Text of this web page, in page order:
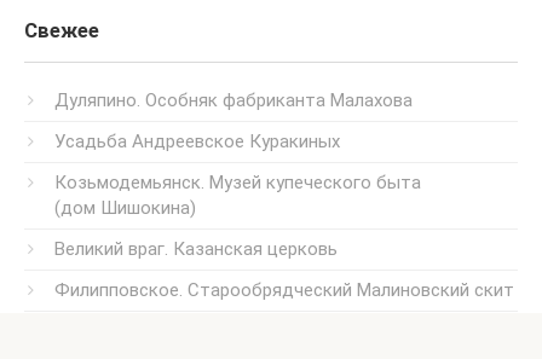
Свежее
Дуляпино. Особняк фабриканта Малахова
Усадьба Андреевское Куракиных
Козьмодемьянск. Музей купеческого быта
(дом Шишокина)
Великий враг. Казанская церковь
Филипповское. Старообрядческий Малиновский скит